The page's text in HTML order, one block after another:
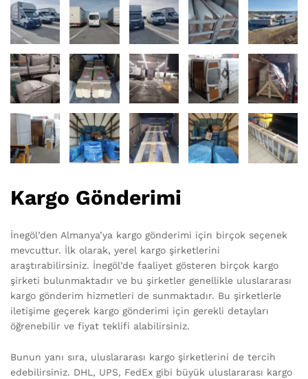
Kargo Gönderimi
İnegöl’den Almanya’ya kargo gönderimi için birçok seçenek
mevcuttur. İlk olarak, yerel kargo şirketlerini
araştırabilirsiniz. İnegöl’de faaliyet gösteren birçok kargo
şirketi bulunmaktadır ve bu şirketler genellikle uluslararası
kargo gönderim hizmetleri de sunmaktadır. Bu şirketlerle
iletişime geçerek kargo gönderimi için gerekli detayları
öğrenebilir ve fiyat teklifi alabilirsiniz.
Bunun yanı sıra, uluslararası kargo şirketlerini de tercih
edebilirsiniz. DHL, UPS, FedEx gibi büyük uluslararası kargo